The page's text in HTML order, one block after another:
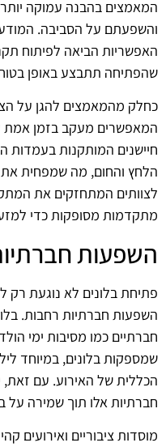
המאמצים בהבנה עמוקה
והשפעתם על הסביבה.
האפשריות הביאה לפיתוח
שהפתיחה תתבצע באופן
כחלק מהמאמצים להגן על
המאפשרים מעקב בזמן אמת
חיישנים המותקנות בעמדות
הלחץ והחום, מה שמפחית
לצוותים המתחזקים את
מתקדמות מסופקות כדי
השפעות
פתיחת בלונים לא נוגעת רק
השפעות חברתיות רחבות.
חברתיים כמו מסיבות ימי
שמספקות בלונים, במיוחד
הכללית של האירוע. עם זאת,
חברתיות אלו תוך שמירה על
מוסדות ציבוריים ואירועים